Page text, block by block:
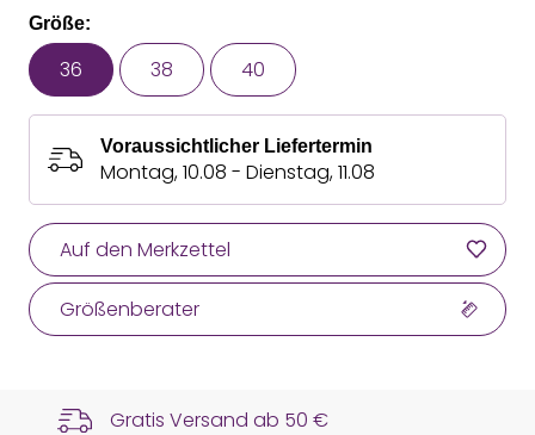
Größe:
36 38 40
Voraussichtlicher Liefertermin
Montag, 10.08 - Dienstag, 11.08
Auf den Merkzettel
Größenberater
Gratis Versand ab 50 €